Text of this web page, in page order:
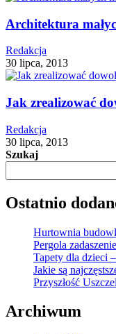
Architektura
Redakcja
30 lipca, 2013
Jak zrealizować
Redakcja
30 lipca, 2013
Szukaj
Ostatnio
Hurtownia
Pergola
Tapety dla dzieci
Jakie są
Przyszłość
Archiwum